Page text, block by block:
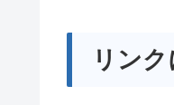
リン